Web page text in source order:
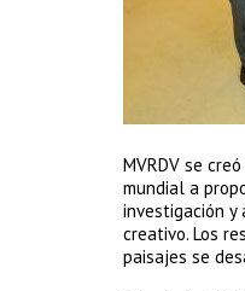
MVRDV se
mundial a
investigación
creativo. Los
paisajes se